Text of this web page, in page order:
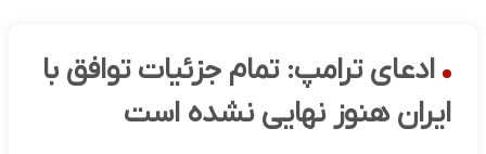
ادعای ترامپ: تمام جزئیات توافق با
ایران هنوز نهایی نشده است